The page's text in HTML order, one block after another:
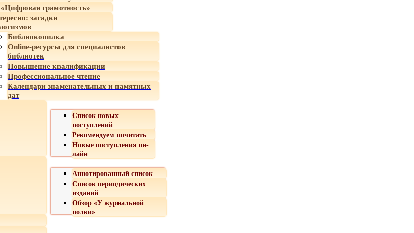
грамотность»
загадки
Библиокопилка
Online-ресурсы для специалистов
библиотек
Повышение квалификации
Профессиональное чтение
Календари знаменательных и памятных
дат
Список новых
поступлений
Рекомендуем почитать
Новые поступления он-
лайн
Аннотированный список
Список периодических
изданий
Обзор «У журнальной
полки»